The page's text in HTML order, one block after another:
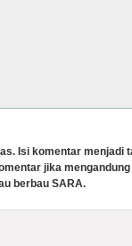
Isi komentar menjadi
jika
berbau SARA.